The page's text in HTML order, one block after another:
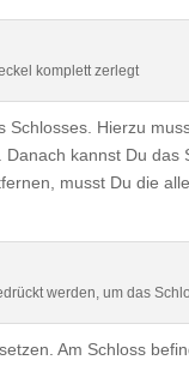
komplett zerlegt
Hierzu
kannst Du
musst Du die
werden, um das
Am Schloss